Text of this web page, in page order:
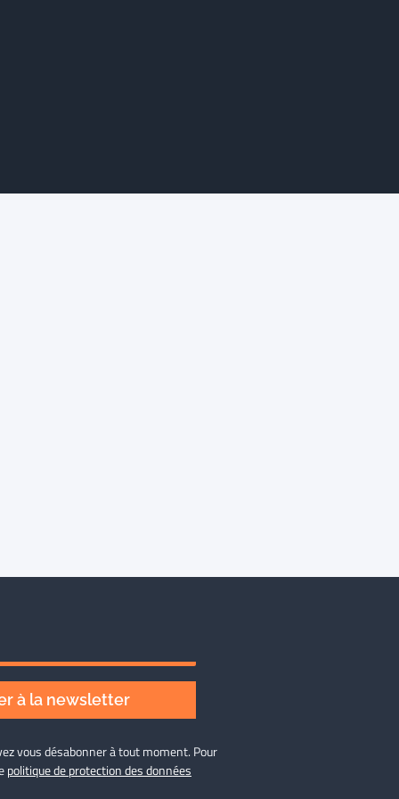
à la newsletter
vous désabonner à tout moment. Pour
politique de protection des données